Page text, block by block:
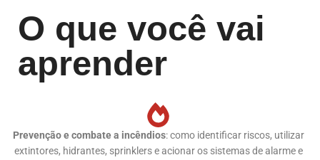
O que você vai
aprender
Prevenção e combate a incêndios: como identificar riscos, utilizar
extintores, hidrantes, sprinklers e acionar os sistemas de alarme e